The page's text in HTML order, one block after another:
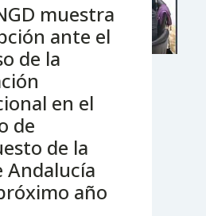
derechos
humanos
y
medioambientales
y
anima
a
la
lucha
contra
todas
muestra
ante el
de la
en el
de
de la
Andalucía
año